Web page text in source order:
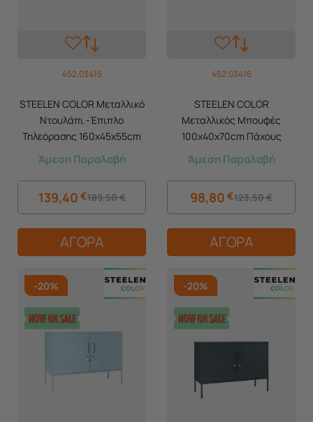
452.03415
STEELEN COLOR Μεταλλικό
Ντουλάπι -Έπιπλο
Τηλεόρασης 160x45x55cm
Πάχους 0.8mm Εσωτερικού
Χώρου με Πόδια Slate Grey
Άμεση Παραλαβή
189,50€
139,40 €
ΑΓΟΡΑ
452.03416
STEELEN COLOR
Μεταλλικός Μπουφές
100x40x70cm Πάχους
0.8mm Εσωτερικού Χώρου
με Πόδια Signal Cotton
White
Άμεση Παραλαβή
123,50€
98,80 €
ΑΓΟΡΑ
-20% -20%